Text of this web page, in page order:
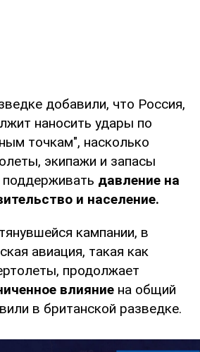
добавили, что Россия,
наносить удары по
точкам", насколько
экипажи и запасы
давление на
и население.
кампании, в
авиация, такая как
продолжает
влияние на общий
в британской разведке.